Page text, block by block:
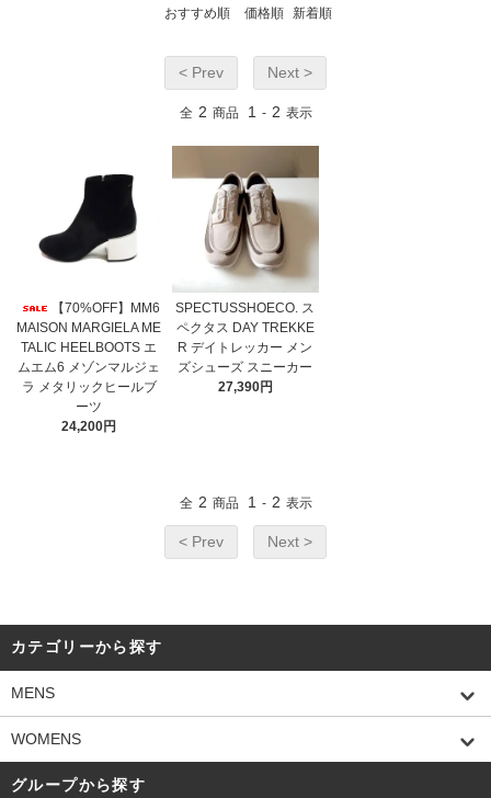
おすすめ順 価格順 新着順
< Prev Next >
全 2 商品 1 - 2 表示
【70%OFF】MM6
MAISON MARGIELA ME
TALIC HEELBOOTS エ
ムエム6 メゾンマルジェ
ラ メタリックヒールブ
ーツ
24,200円
SPECTUSSHOECO. ス
ペクタス DAY TREKKE
R デイトレッカー メン
ズシューズ スニーカー
27,390円
全 2 商品 1 - 2 表示
< Prev Next >
カテゴリーから探す
MENS
WOMENS
グループから探す